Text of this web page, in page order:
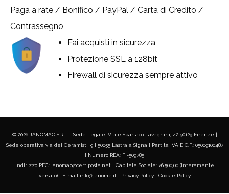
Paga a rate / Bonifico / PayPal / Carta di Credito /
Contrassegno
Fai acquisti in sicurezza
Protezione SSL a 128bit
Firewall di sicurezza sempre attivo
© 2026 JANOMAC S.R.L. | Sede Legale: Viale Spartaco Lavagnini, 42 50129 Firenze |
Sede operativa via dei Ceramisti, 9 | 50055 Lastra a Signa | Partita IVA E C.F.: 05009100487
| Numero REA: FI-509785
Indirizzo PEC: janomac@certiposta.net | Capitale Sociale: 76.500,00 (interamente
versato) | E-mail info@janome.it | Privacy Policy| Cookie Policy